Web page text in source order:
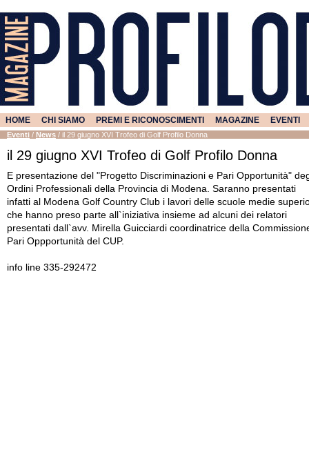
HOME CHI SIAMO PREMI E RICONOSCIMENTI MAGAZINE EVENTI
Eventi / News / il 29 giugno XVI Trofeo di Golf Profilo Donna
il 29 giugno XVI Trofeo di Golf Profilo Donna
E presentazione del "Progetto Discriminazioni e Pari Opportunità"
Ordini Professionali della Provincia di Modena. Saranno presentati
infatti al Modena Golf Country Club i lavori delle scuole medie
che hanno preso parte all`iniziativa insieme ad alcuni dei relatori
presentati dall`avv. Mirella Guicciardi coordinatrice della
Pari Oppportunità del CUP.
info line 335-292472